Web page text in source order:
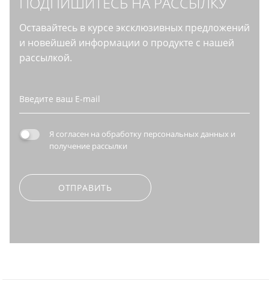
Оставайтесь в курсе эксклюзивных предложений
и новейшей информации о продукте с нашей
рассылкой.
Я согласен на обработку персональных данных и
получение рассылки
ОТПРАВИТЬ